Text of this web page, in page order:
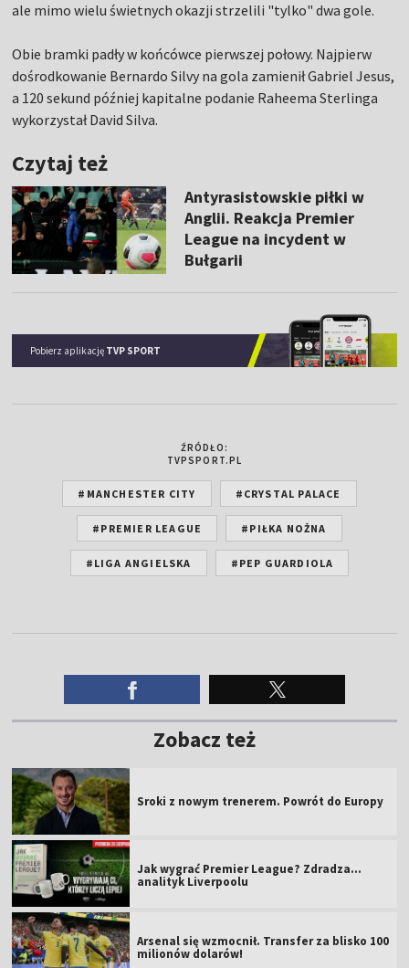
ale mimo wielu świetnych okazji strzelili "tylko" dwa gole.
Obie bramki padły w końcówce pierwszej połowy. Najpierw
dośrodkowanie Bernardo Silvy na gola zamienił Gabriel Jesus,
a 120 sekund później kapitalne podanie Raheema Sterlinga
wykorzystał David Silva.
Czytaj też
Antyrasistowskie piłki w
Anglii. Reakcja Premier
League na incydent w
Bułgarii
Pobierz aplikację TVP SPORT
ŹRÓDŁO:
TVPSPORT.PL
#MANCHESTER CITY #CRYSTAL PALACE
#PREMIER LEAGUE #PIŁKA NOŻNA
#LIGA ANGIELSKA #PEP GUARDIOLA
Zobacz też
Sroki z nowym trenerem. Powrót do Europy
Jak wygrać Premier League? Zdradza...
analityk Liverpoolu
Arsenal się wzmocnił. Transfer za blisko 100
milionów dolarów!